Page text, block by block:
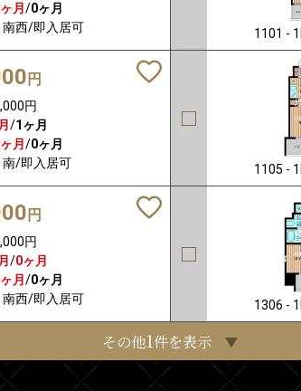
月 /0ヶ月
南西/即入居可 1101 -
円
円
/1ヶ月
月 /0ヶ月
南/即入居可 1105 -
円
円
/0ヶ月
月 /0ヶ月
南西/即入居可 1306 -
その他1件を表示